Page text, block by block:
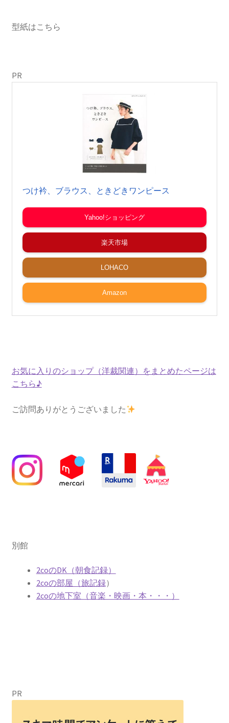
型紙はこちら
PR
つけ衿、ブラウス、ときどきワンピース
Yahoo!ショッピング
楽天市場
LOHACO
Amazon
お気に入りのショップ（洋裁関連）をまとめたページは
こちら♪
ご訪問ありがとうございました
別館
2coのDK（朝食記録）
2coの部屋（旅記録）
2coの地下室（音楽・映画・本・・・）
PR